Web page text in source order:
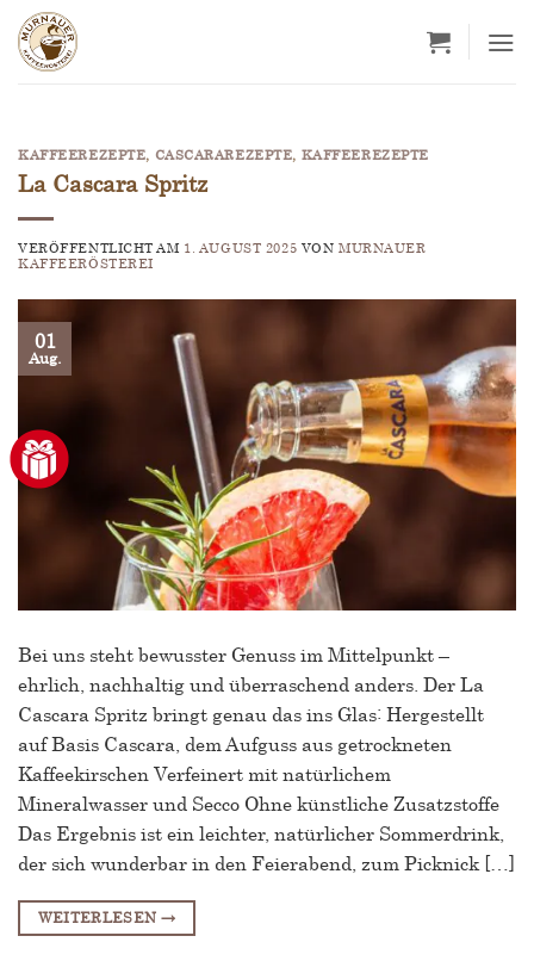
Zum
Inhalt
springen
KAFFEEREZEPTE, CASCARAREZEPTE, KAFFEEREZEPTE
La Cascara Spritz
VERÖFFENTLICHT AM 1. AUGUST 2025 VON MURNAUER
KAFFEERÖSTEREI
01
Aug.
Bei uns steht bewusster Genuss im Mittelpunkt –
ehrlich, nachhaltig und überraschend anders. Der La
Cascara Spritz bringt genau das ins Glas: Hergestellt
auf Basis Cascara, dem Aufguss aus getrockneten
Kaffeekirschen Verfeinert mit natürlichem
Mineralwasser und Secco Ohne künstliche Zusatzstoffe
Das Ergebnis ist ein leichter, natürlicher Sommerdrink,
der sich wunderbar in den Feierabend, zum Picknick […]
WEITERLESEN →